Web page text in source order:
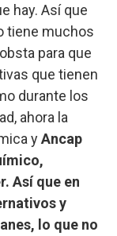
hay. Así que
tiene muchos
para que
que tienen
durante los
ahora la
yAncap
Así que en
y
lo que no